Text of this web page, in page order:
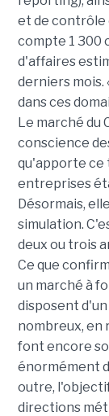
et de contrôle
compte 1 300
d'affaires
derniers mois.
dans ces
Le marché du
conscience
qu'apporte ce
entreprises
Désormais,
simulation.
deux ou trois
Ce que
un marché à
disposent
nombreux, en
font encore
énormément
outre,
directions